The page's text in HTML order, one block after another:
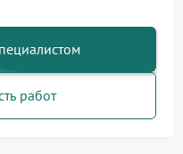
работ